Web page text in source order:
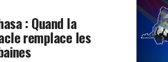
: Quand la
remplace les